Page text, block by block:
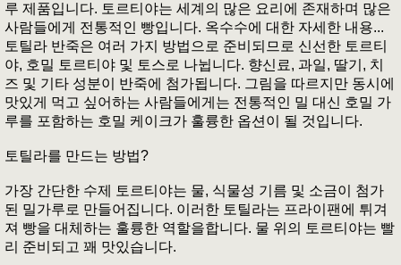
루 제품입니다. 토르티야는 세계의 많은 요리에 존재하며 많은
사람들에게 전통적인 빵입니다. 옥수수에 대한 자세한 내용...
토틸라 반죽은 여러 가지 방법으로 준비되므로 신선한 토르티
야, 호밀 토르티야 및 토스로 나뉩니다. 향신료, 과일, 딸기, 치
즈 및 기타 성분이 반죽에 첨가됩니다. 그림을 따르지만 동시에
맛있게 먹고 싶어하는 사람들에게는 전통적인 밀 대신 호밀 가
루를 포함하는 호밀 케이크가 훌륭한 옵션이 될 것입니다.
토틸라를 만드는 방법?
가장 간단한 수제 토르티야는 물, 식물성 기름 및 소금이 첨가
된 밀가루로 만들어집니다. 이러한 토틸라는 프라이팬에 튀겨
져 빵을 대체하는 훌륭한 역할을합니다. 물 위의 토르티야는 빨
리 준비되고 꽤 맛있습니다.